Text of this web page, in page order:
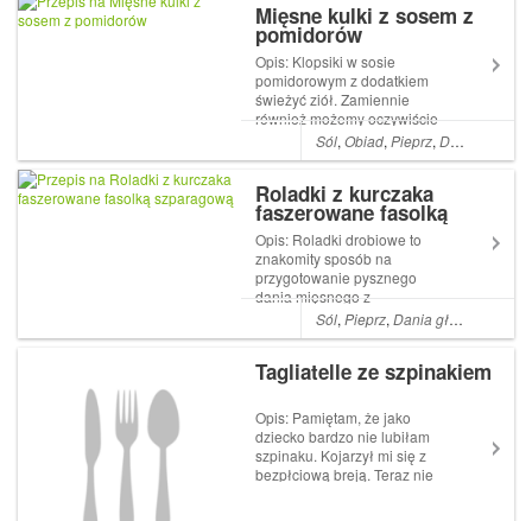
Zresztą sama nazwa znaczy
tyle co płomień. Teraz smaży
się placki na głębokim
tłuszczu. Skła...
Mięsne kulki z sosem z
pomidorów
Opis: Klopsiki w sosie
pomidorowym z dodatkiem
świeżyć ziół. Zamiennie
również możemy oczywiście
używać suszonych ziół.
Klopsiki są niezwykle
ale smakują i dzieciom
i dorosłym. Pulpety w sosie
pomidorowym to pomysł na
smaczny obiad, ...
Sól,Obiad,Pieprz,Dania główne
Roladki z kurczaka
faszerowane fasolką
szparagową
Opis: Roladki drobiowe to
znakomity sposób na
przygotowanie pysznego
dania mięsnego z
wykorzystaniem sezonowych
warzyw. Składniki: 4 plasterki
dużych plasterków gotowanej
szynki 200 g zielonej fasolki
szparagowej Kawałek śwież...
Sól,Pieprz,Dania główne
Tagliatelle ze szpinakiem
Opis: Pamiętam, że jako
dziecko bardzo nie lubiłam
szpinaku. Kojarzył mi się z
bezpłciową breją. Teraz nie